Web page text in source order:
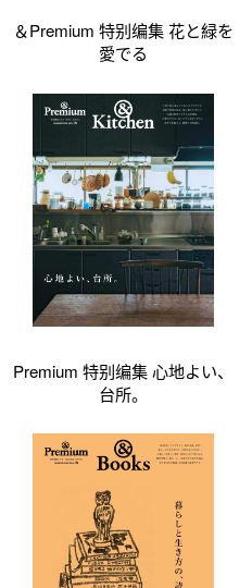
＆Premium 特别编集 花と緑を
愛でる
Premium 特别编集 心地よい、
台所。